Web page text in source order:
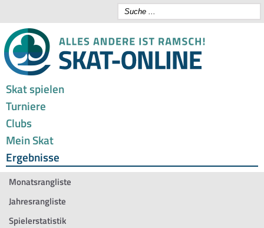
Skat spielen
Turniere
Clubs
Mein Skat
Ergebnisse
Monatsrangliste
Jahresrangliste
Spielerstatistik